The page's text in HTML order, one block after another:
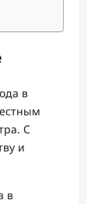
в
С
и
в